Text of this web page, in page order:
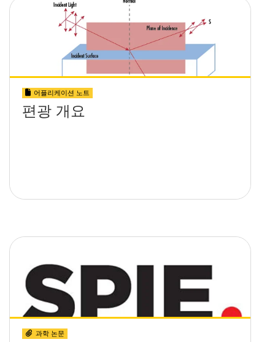
어플리케이션 노트
편광 개요
과학 논문